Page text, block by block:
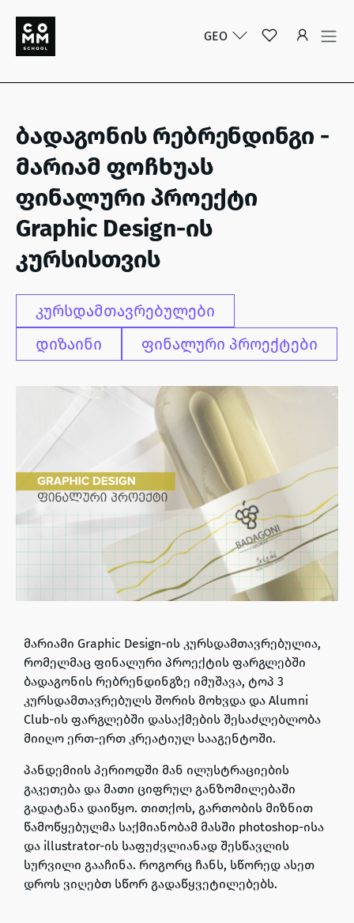
GEO
ბადაგონის რებრენდინგი -
მარიამ ფოჩხუას
ფინალური პროექტი
Graphic Design-ის
კურსისთვის
კურსდამთავრებულები
დიზაინი
ფინალური პროექტები
მარიამი Graphic Design-ის კურსდამთავრებულია,
რომელმაც ფინალური პროექტის ფარგლებში
ბადაგონის რებრენდინგზე იმუშავა, ტოპ 3
კურსდამთავრებულს შორის მოხვდა და Alumni
Club-ის ფარგლებში დასაქმების შესაძლებლობა
მიიღო ერთ-ერთ კრეატიულ სააგენტოში.
პანდემიის პერიოდში მან ილუსტრაციების
გაკეთება და მათი ციფრულ განზომილებაში
გადატანა დაიწყო. თითქოს, გართობის მიზნით
წამოწყებულმა საქმიანობამ მასში photoshop-ისა
და illustrator-ის საფუძვლიანად შესწავლის
სურვილი გააჩინა. როგორც ჩანს, სწორედ ასეთ
დროს ვიღებთ სწორ გადაწყვეტილებებს.